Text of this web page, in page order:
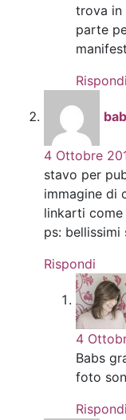
trova in
parte
Rispondi
4 Ottobre
stavo per
immagine di
linkarti
ps: bellissimi
Rispondi
4
Babs
foto
Rispondi